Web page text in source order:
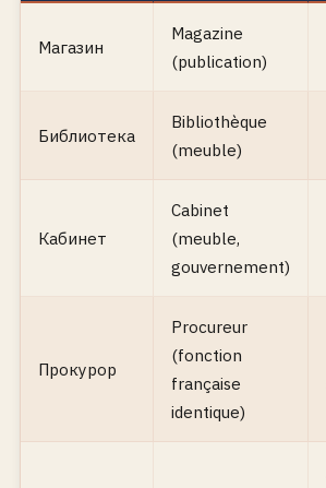
Магазин
Magazine
(publication)
Библиотека
Bibliothèque
(meuble)
Кабинет
Cabinet
(meuble,
gouvernement)
Прокурор
Procureur
(fonction
française
identique)